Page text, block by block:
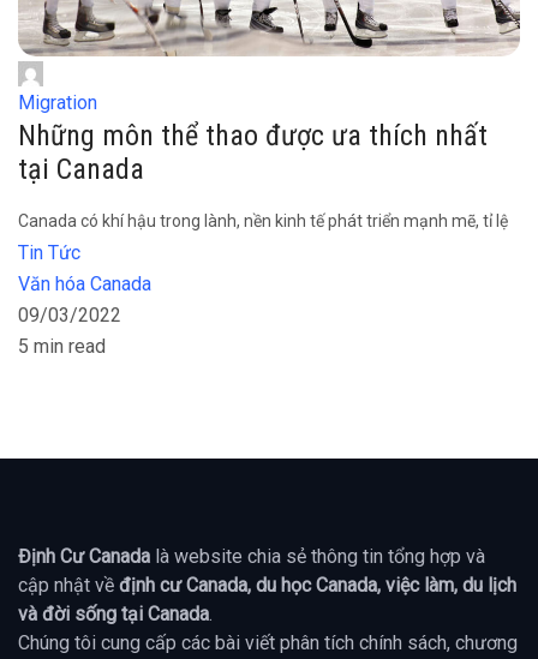
Migration
Những môn thể thao được ưa thích nhất
tại Canada
Canada có khí hậu trong lành, nền kinh tế phát triển mạnh mẽ, tỉ lệ
Tin Tức
Văn hóa Canada
09/03/2022
5 min read
Định Cư Canada là website chia sẻ thông tin tổng hợp và
cập nhật về định cư Canada, du học Canada, việc làm, du lịch
và đời sống tại Canada.
Chúng tôi cung cấp các bài viết phân tích chính sách, chương